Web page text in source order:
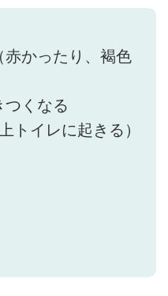
かったり、褐色
くなる
イレに起きる）